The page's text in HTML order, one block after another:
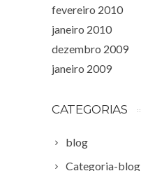
fevereiro 2010
janeiro 2010
dezembro 2009
janeiro 2009
CATEGORIAS
blog
Categoria-blog